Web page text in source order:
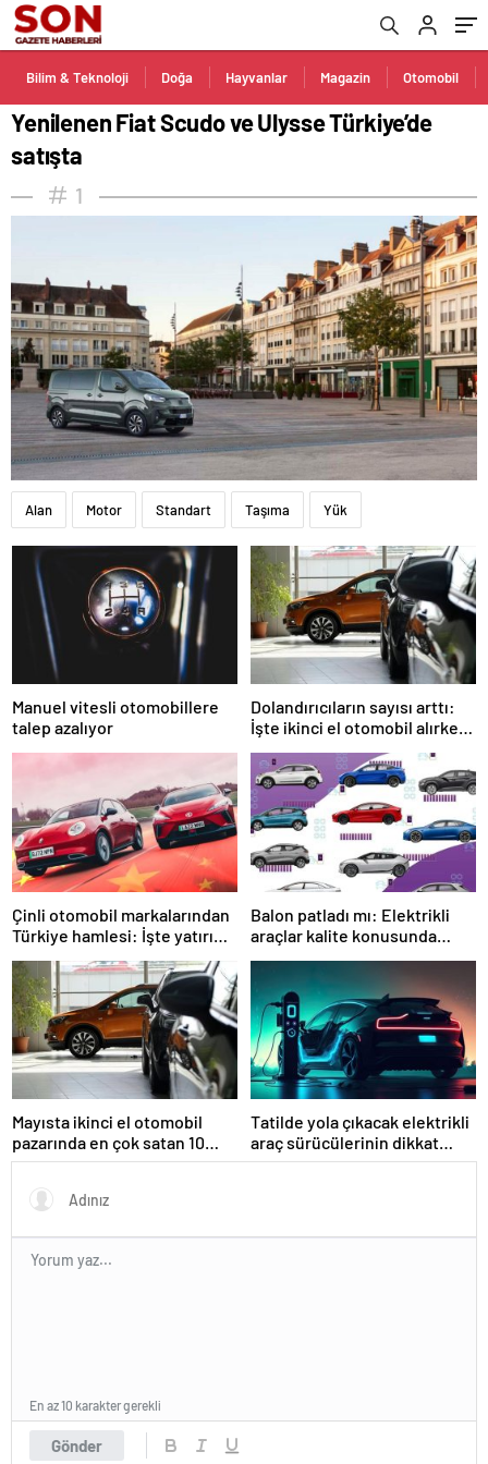
Bilim & Teknoloji Doğa Hayvanlar Magazin Otomobil
Yenilenen Fiat Scudo ve Ulysse Türkiye’de
satışta
1
Alan Motor Standart Taşıma Yük
Manuel vitesli otomobillere
talep azalıyor
Dolandırıcıların sayısı arttı:
İşte ikinci el otomobil alırken
dikkat etmeniz gerekenler
Çinli otomobil markalarından
Türkiye hamlesi: İşte yatırım
üreticiler
Balon patladı mı: Elektrikli
araçlar kalite konusunda
Mayısta ikinci el otomobil
pazarında en çok satan 10
marka ve model
Tatilde yola çıkacak elektrikli
araç sürücülerinin dikkat
etmesi gereken 10 madde
Gönder
En az 10 karakter gerekli